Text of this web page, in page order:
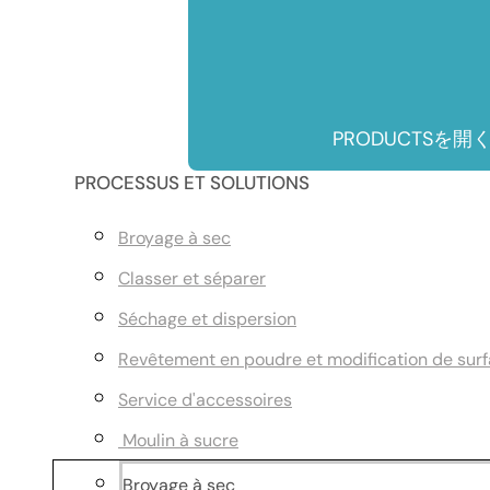
PRODUCTSを開く
PROCESSUS ET SOLUTIONS
Broyage à sec
Classer et séparer
Séchage et dispersion
Revêtement en poudre et modification de
Service d'accessoires
Moulin à sucre
Broyage à sec